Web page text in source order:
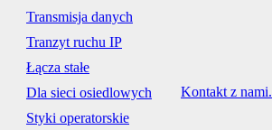
Transmisja danych
Tranzyt ruchu IP
Łącza stałe
Dla sieci osiedlowych
Styki operatorskie
Kontakt z nami.